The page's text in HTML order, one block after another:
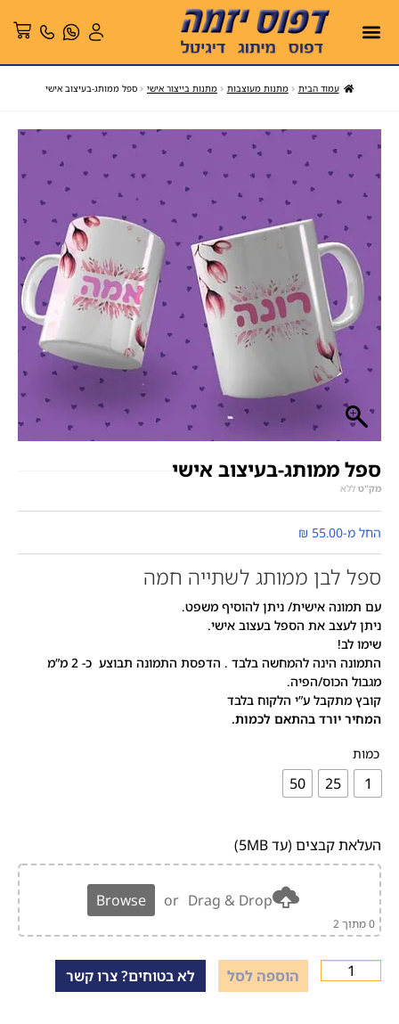
עמוד הבית מתנות מעוצבות מתנות בייצור אישי ספל ממותג-בעיצוב אישי
ספל ממותג-בעיצוב אישי
מק"ט ללא
החל מ- ₪ 55.00
ספל לבן ממותג לשתייה חמה
עם תמונה אישית/ ניתן להוסיף משפט.
ניתן לעצב את הספל בעצוב אישי.
שימו לב!
התמונה הינה להמחשה בלבד . הדפסת התמונה תבוצע כ- 2 מ”מ
מגבול הכוס/הפיה.
קובץ מתקבל ע”י הלקוח בלבד
המחיר יורד בהתאם לכמות.
כמות
1
25
50
העלאת קבצים (עד 5MB)
Drag & Drop
or
Browse
0מתוך 2
הוספה לסל לא בטוחים? צרו קשר